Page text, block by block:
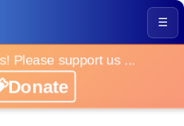
☰
Please support us ...